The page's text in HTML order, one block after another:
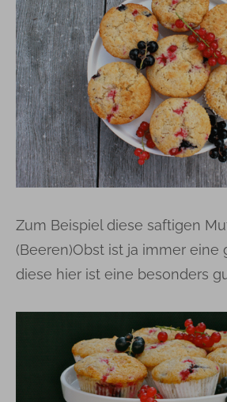
Zum Beispiel diese saftigen
(Beeren)Obst ist ja immer eine
diese hier ist eine besonders